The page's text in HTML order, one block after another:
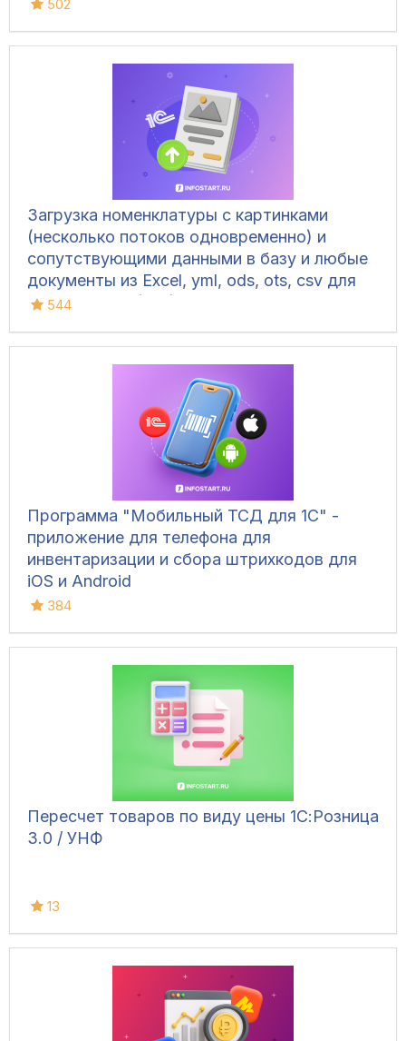
502
Загрузка номенклатуры c картинками
(несколько потоков одновременно) и
сопутствующими данными в базу и любые
документы из Excel, yml, ods, ots, csv для
УТ 10.3, УТ 11 (все), БП 3, КА 2, ERP 2, УНФ
544
Программа "Мобильный ТСД для 1С" -
приложение для телефона для
инвентаризации и сбора штрихкодов для
iOS и Android
384
Пересчет товаров по виду цены 1С:Розница
3.0 / УНФ
13